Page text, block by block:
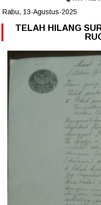
Rabu, 13-Agustus-2025
TELAH HILANG